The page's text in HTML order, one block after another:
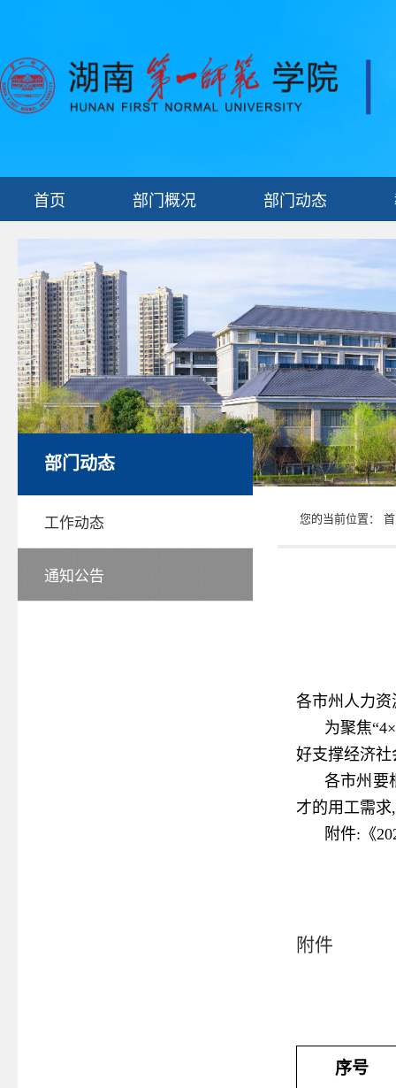
首页 部门概况 部门动态
部门动态
工作动态
通知公告
您的当前位置：
各市州人力
为聚焦
好支撑经济社
各市州要
才的用工需
附件:《
附件
序号